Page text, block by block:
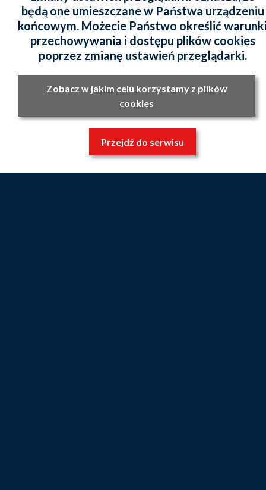
będą one umieszczane w Państwa urządzeniu
końcowym. Możecie Państwo określić
przechowywania i dostępu plików cookies
poprzez zmianę ustawień przeglądarki.
Zobacz w jakim celu korzystamy z plików
cookies
Przejdź do serwisu